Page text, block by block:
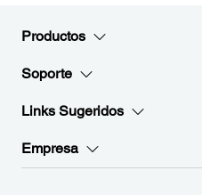
Productos
Soporte
Links Sugeridos
Empresa